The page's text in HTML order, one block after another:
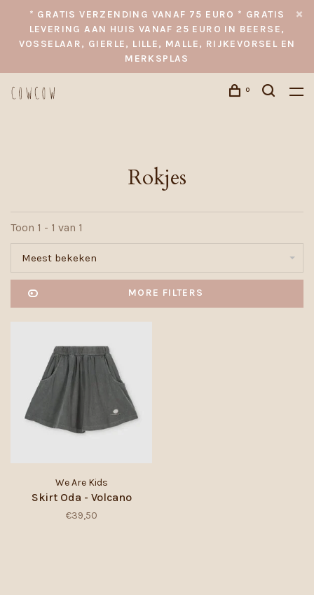
* GRATIS VERZENDING VANAF 75 EURO * GRATIS
LEVERING AAN HUIS VANAF 25 EURO IN BEERSE,
VOSSELAAR, GIERLE, LILLE, MALLE, RIJKEVORSEL EN
MERKSPLAS
0
Rokjes
Toon 1 - 1 van 1
Meest bekeken
MORE FILTERS
We Are Kids
Skirt Oda - Volcano
€39,50